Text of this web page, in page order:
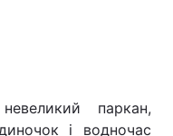
паркан,
і водночас